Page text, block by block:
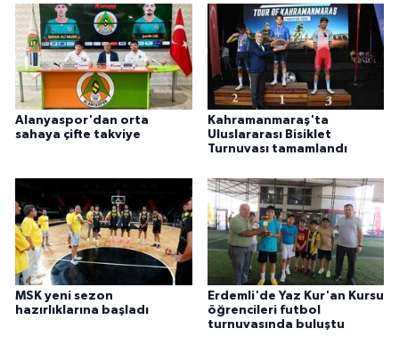
Alanyaspor'dan orta
sahaya çifte takviye
Kahramanmaraş'ta
Uluslararası Bisiklet
Turnuvası tamamlandı
MSK yeni sezon
hazırlıklarına başladı
Erdemli'de Yaz Kur'an Kursu
öğrencileri futbol
turnuvasında buluştu